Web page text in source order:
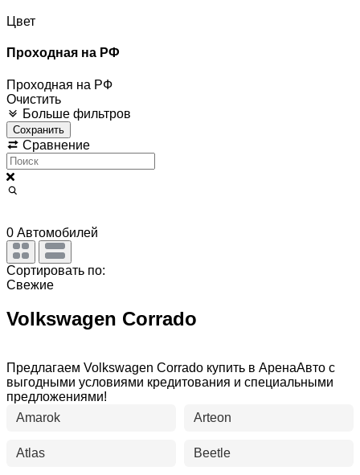
Цвет
Проходная на РФ
Проходная на РФ
Очистить
Больше фильтров
Сохранить
Сравнение
0 Автомобилей
Сортировать по:
Свежие
Volkswagen Corrado
Предлагаем Volkswagen Corrado купить в АренаАвто с
выгодными условиями кредитования и специальными
предложениями!
Amarok
Arteon
Atlas Beetle